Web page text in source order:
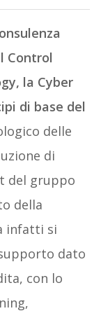
Control
la Cyber
di base del
delle
di
del gruppo
della
infatti si
dato
con lo